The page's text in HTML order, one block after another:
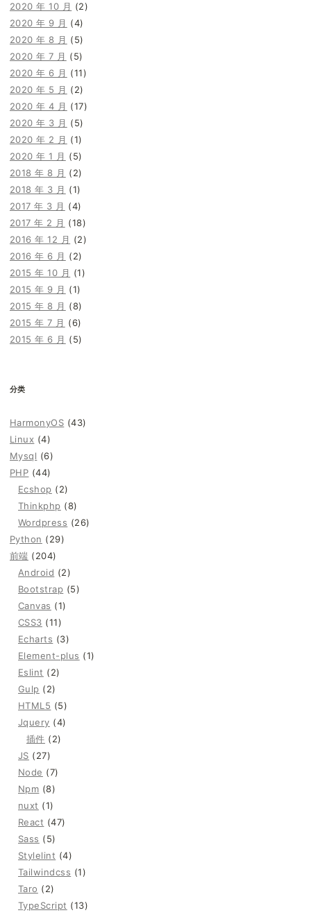
2020 年 10 月 (2)
2020 年 9 月 (4)
2020 年 8 月 (5)
2020 年 7 月 (5)
2020 年 6 月 (11)
2020 年 5 月 (2)
2020 年 4 月 (17)
2020 年 3 月 (5)
2020 年 2 月 (1)
2020 年 1 月 (5)
2018 年 8 月 (2)
2018 年 3 月 (1)
2017 年 3 月 (4)
2017 年 2 月 (18)
2016 年 12 月 (2)
2016 年 6 月 (2)
2015 年 10 月 (1)
2015 年 9 月 (1)
2015 年 8 月 (8)
2015 年 7 月 (6)
2015 年 6 月 (5)
分类
HarmonyOS (43)
Linux (4)
Mysql (6)
PHP (44)
Ecshop (2)
Thinkphp (8)
Wordpress (26)
Python (29)
前端 (204)
Android (2)
Bootstrap (5)
Canvas (1)
CSS3 (11)
Echarts (3)
Element-plus (1)
Eslint (2)
Gulp (2)
HTML5 (5)
Jquery (4)
插件 (2)
JS (27)
Node (7)
Npm (8)
nuxt (1)
React (47)
Sass (5)
Stylelint (4)
Tailwindcss (1)
Taro (2)
TypeScript (13)